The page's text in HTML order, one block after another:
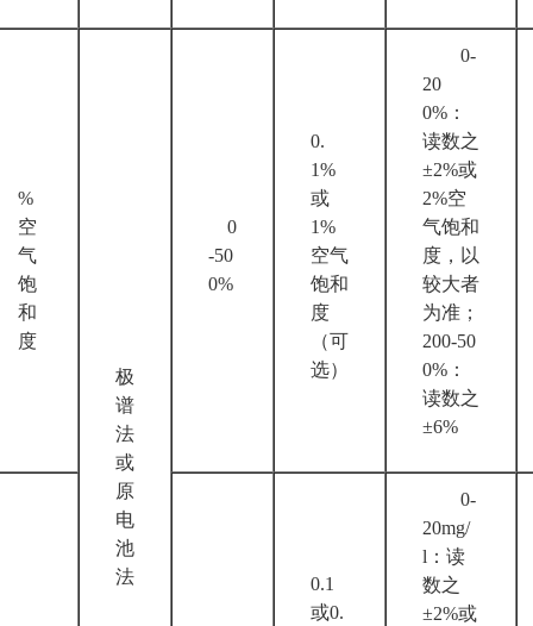
%
空
气
饱
和
度
极
谱
法
或
原
电
池
法
0
-50
0%
0.
1%
或
1%
空气
饱和
度
（可
选）
0-
20
0%：
读数之
±2%或
2%空
气饱和
度，以
较大者
为准；
200-50
0%：
读数之
±6%
0.1
或0.
0-
20mg/
l：读
数之
±2%或